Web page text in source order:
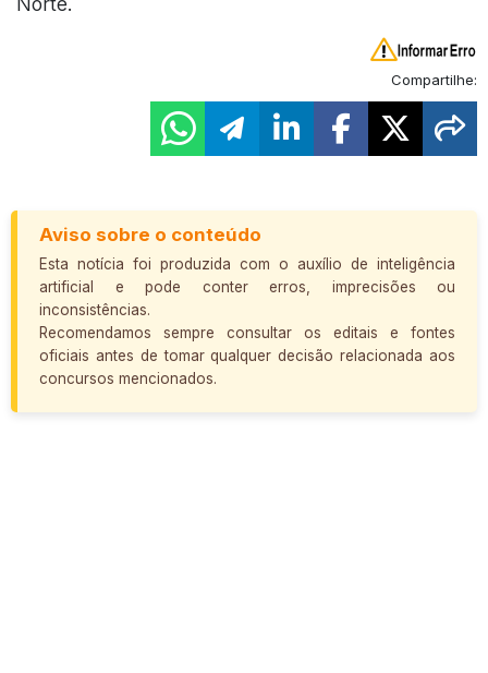
Compartilhe:
Aviso sobre o conteúdo
Esta notícia foi produzida com o auxílio de inteligência
artificial e pode conter erros, imprecisões ou
inconsistências.
Recomendamos sempre consultar os editais e fontes
oficiais antes de tomar qualquer decisão relacionada aos
concursos mencionados.